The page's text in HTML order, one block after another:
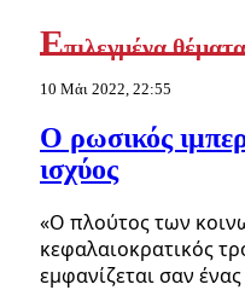
Επιλεγμένα θέματα
10 Μάι 2022, 22:55
Ο ρωσικός
ισχύος
«Ο πλούτος των
κεφαλαιοκρατικός
εμφανίζεται σαν